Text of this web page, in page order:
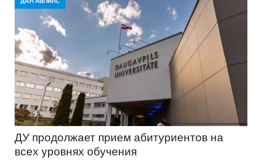
ДУ продолжает прием абитуриентов на
всех уровнях обучения